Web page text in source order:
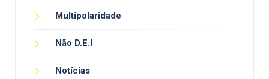
Multipolaridade
Não D.E.I
Notícias